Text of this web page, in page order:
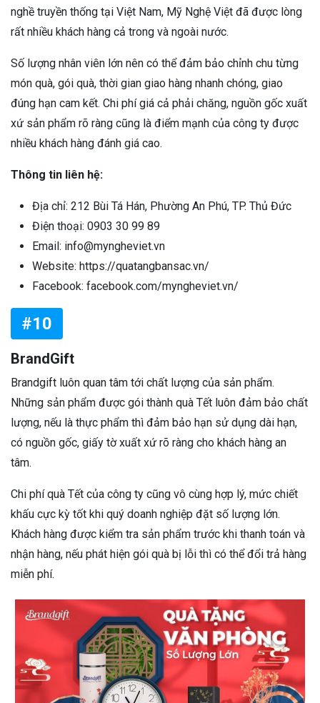
nghề truyền thống tại Việt Nam, Mỹ Nghệ Việt đã được lòng
rất nhiều khách hàng cả trong và ngoài nước.
Số lượng nhân viên lớn nên có thể đảm bảo chỉnh chu từng
món quà, gói quà, thời gian giao hàng nhanh chóng, giao
đúng hạn cam kết. Chi phí giá cả phải chăng, nguồn gốc xuất
xứ sản phẩm rõ ràng cũng là điểm mạnh của công ty được
nhiều khách hàng đánh giá cao.
Thông tin liên hệ:
Địa chỉ: 212 Bùi Tá Hán, Phường An Phú, TP. Thủ Đức
Điện thoại: 0903 30 99 89
Email: info@myngheviet.vn
Website: https://quatangbansac.vn/
Facebook: facebook.com/myngheviet.vn/
#10
BrandGift
Brandgift luôn quan tâm tới chất lượng của sản phẩm.
Những sản phẩm được gói thành quà Tết luôn đảm bảo chất
lượng, nếu là thực phẩm thì đảm bảo hạn sử dụng dài hạn,
có nguồn gốc, giấy tờ xuất xứ rõ ràng cho khách hàng an
tâm.
Chi phí quà Tết của công ty cũng vô cùng hợp lý, mức chiết
khấu cực kỳ tốt khi quý doanh nghiệp đặt số lượng lớn.
Khách hàng được kiểm tra sản phẩm trước khi thanh toán và
nhận hàng, nếu phát hiện gói quà bị lỗi thì có thể đổi trả hàng
miễn phí.